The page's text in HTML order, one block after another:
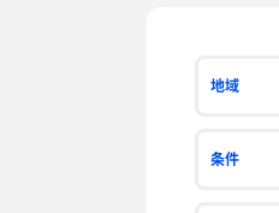
地域
条件